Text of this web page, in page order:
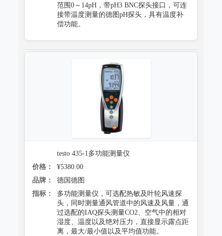
范围0～14pH，带pH3 BNC探头接口，可连
接带温度测量的德图pH探头，具有温度补
偿功能。
testo 435-1多功能测量仪
价格：
¥5380.00
品牌：
德国德图
指标：
多功能测量仪，可选配热敏及叶轮风速探
头，同时测量通风管道中的风速及风量，通
过选配的IAQ探头测量CO2、空气中的相对
湿度、温度以及绝对压力，直接显示露点距
离，最大/最小值以及平均值功能。